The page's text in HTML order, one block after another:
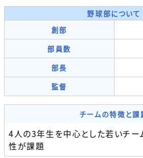
野球部について
創部
部員数
部長
監督
チームの特徴と課
4人の3年生を中心とした若いチー
性が課題